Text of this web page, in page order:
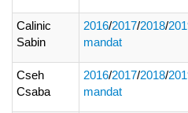
Calinic
Sabin
2016/2017/2018/
mandat
Cseh
Csaba
2016/2017/2018/
mandat